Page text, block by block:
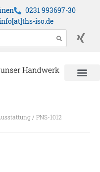
0231 993697-30
iso.de
/ PNS-1012